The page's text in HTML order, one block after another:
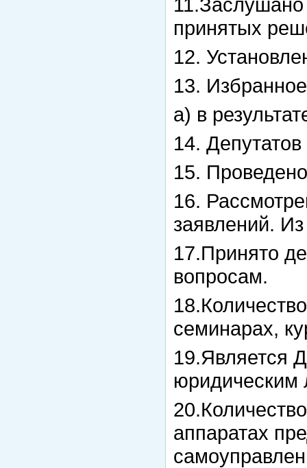
принятых
12.
13.
а) в
14.
15.
16.
заявлений.
17.Принято
вопросам.
семинарах,
19.Является
юридическим
аппаратах